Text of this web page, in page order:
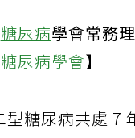
糖尿病學會常務
尿病學會】
糖尿病共處 7